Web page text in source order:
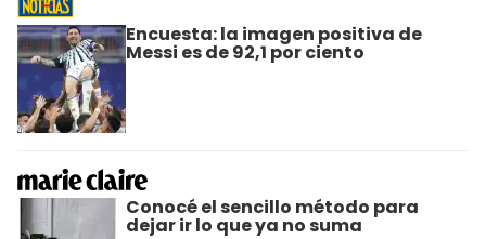
Encuesta: la imagen positiva de
Messi es de 92,1 por ciento
Conocé el sencillo método para
dejar ir lo que ya no suma